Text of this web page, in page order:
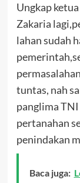
Ungkap
Zakaria
lahan sudah
tuntas, nah
panglima
pertanahan
penindakan
Baca juga: